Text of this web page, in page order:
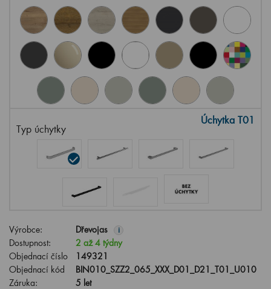
Typ úchytky
Úchytka T01
Výrobce: Dřevojas i
Dostupnost:
2 až 4 týdny
Objednací číslo
149321
Objednací kód
BIN010_SZZ2_065_XXX_D01_D21_T01_U010
Záruka:
5 let